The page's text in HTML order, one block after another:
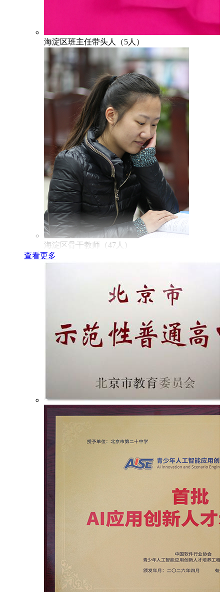
海淀区班主任带头人（5人）
海淀区骨干教师（47人）
查看更多